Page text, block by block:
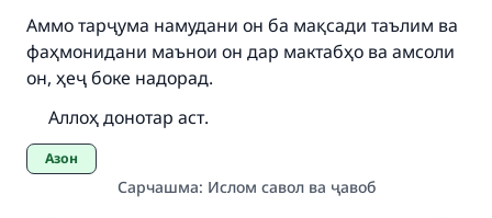
Аммо тарҷума намудани он ба мақсади таълим ва
фаҳмонидани маънои он дар мактабҳо ва амсоли
он, ҳеҷ боке надорад.
Аллоҳ донотар аст.
Азон
Сарчашма: Ислом савол ва ҷавоб